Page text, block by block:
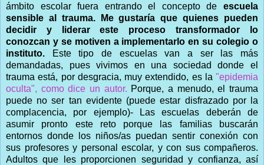
ámbito escolar fuera entrando el concepto de escuela
sensible al trauma. Me gustaría que quienes pueden
decidir y liderar este proceso transformador lo
conozcan y se motiven a implementarlo en su colegio o
instituto. Este tipo de escuelas van a ser las más
demandadas, pues vivimos en una sociedad donde el
trauma está, por desgracia, muy extendido, es la "epidemia
oculta", como dice un autor. Porque, a menudo, el trauma
puede no ser tan evidente (puede estar disfrazado por la
complacencia, por ejemplo)- Las escuelas deberán de
asumir pronto este reto porque las familias buscarán
entornos donde los niños/as puedan sentir conexión con
sus profesores y personal escolar, y con sus compañeros.
Adultos que les proporcionen seguridad y confianza, así